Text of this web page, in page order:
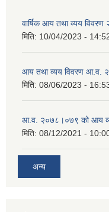
वार्षिक आय तथा व्यय
मिति: 10/04/2023 -
आय तथा व्यय विवरण आ.व.
मिति: 08/06/2023 -
आ.व. २०७८।०७९ को आय
मिति: 08/12/2021 -
अन्य